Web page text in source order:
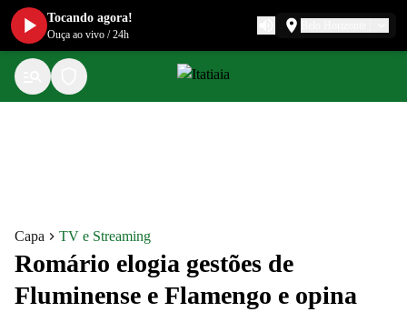
Capa TV e Streaming
Romário elogia gestões de
Fluminense e Flamengo e opina
Tocando agora!
Ouça ao vivo /24h